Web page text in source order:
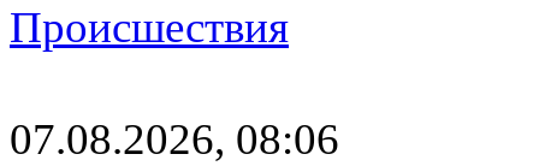
Происшествия
07.08.2026, 08:06